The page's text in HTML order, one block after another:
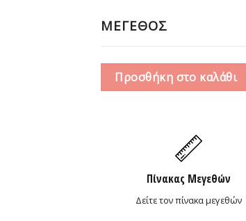
ΜΕΓΕΘΟΣ
Προσθήκη στο καλάθι
Πίνακας Μεγεθών
Δείτε τον πίνακα μεγεθών